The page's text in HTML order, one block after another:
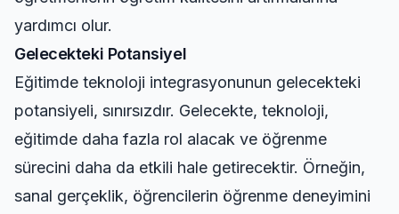
yardımcı olur.
Gelecekteki Potansiyel
Eğitimde teknoloji integrasyonunun gelecekteki
potansiyeli, sınırsızdır. Gelecekte, teknoloji,
eğitimde daha fazla rol alacak ve öğrenme
sürecini daha da etkili hale getirecektir. Örneğin,
sanal gerçeklik, öğrencilerin öğrenme deneyimini